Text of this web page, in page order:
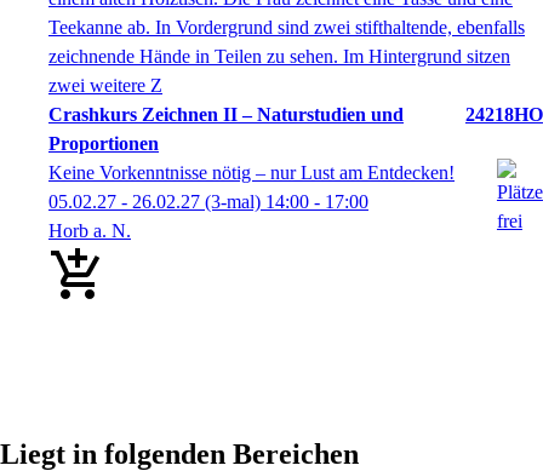
Crashkurs Zeichnen II – Naturstudien und
Proportionen
24218HO
Keine Vorkenntnisse nötig – nur Lust am Entdecken!
05.02.27 - 26.02.27 (3-mal) 14:00 - 17:00
Horb a. N.
Liegt in folgenden Bereichen